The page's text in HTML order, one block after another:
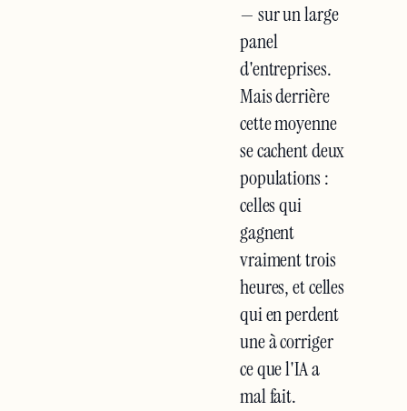
— sur un large
panel
d'entreprises.
Mais derrière
cette moyenne
se cachent deux
populations :
celles qui
gagnent
vraiment trois
heures, et celles
qui en perdent
une à corriger
ce que l'IA a
mal fait.